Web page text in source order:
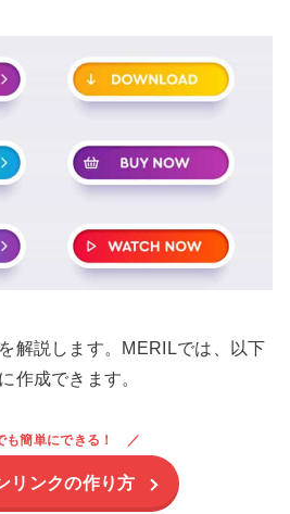
解説します。MERILでは、以下
作成できます。
も簡単にできる！
リンクの作り方